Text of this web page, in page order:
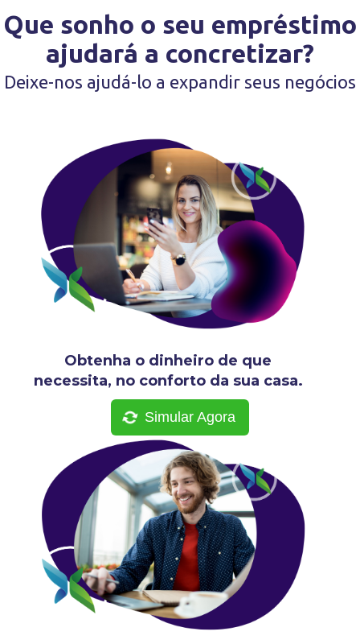
Que sonho o seu empréstimo
ajudará a concretizar?
Deixe-nos ajudá-lo a expandir seus negócios
Obtenha o dinheiro de que
necessita, no conforto da sua casa.
Simular Agora